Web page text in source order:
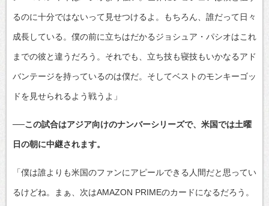
るのに十分ではないって見せつけるよ。もちろん、誰だって日々
成長している。僕の前に立ちはだかるジョシュア・パシオはこれ
までの彼と違うだろう。それでも、立ち技も寝技もいかなるアド
バンテージを持っているのは僕だ。そしてベストのモンキーゴッ
ドを見せられるよう戦うよ」
──この試合はアジア向けのナンバーシリーズで、米国では土曜
日の朝に中継されます。
「僕は誰よりも米国のファンにアピールできる人間だと思ってい
るけどね。まぁ、次はAMAZON PRIMEのカードになるだろう。